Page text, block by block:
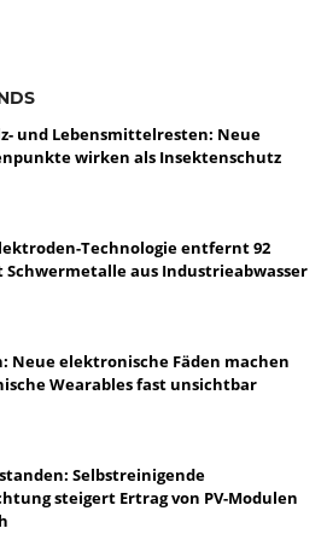
und Lebensmittelresten: Neue
wirken als Insektenschutz
Technologie entfernt 92
Schwermetalle aus Industrieabwasser
Neue elektronische Fäden machen
Wearables fast unsichtbar
Selbstreinigende
steigert Ertrag von PV-Modulen